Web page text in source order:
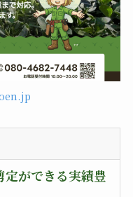
定ができる実績豊